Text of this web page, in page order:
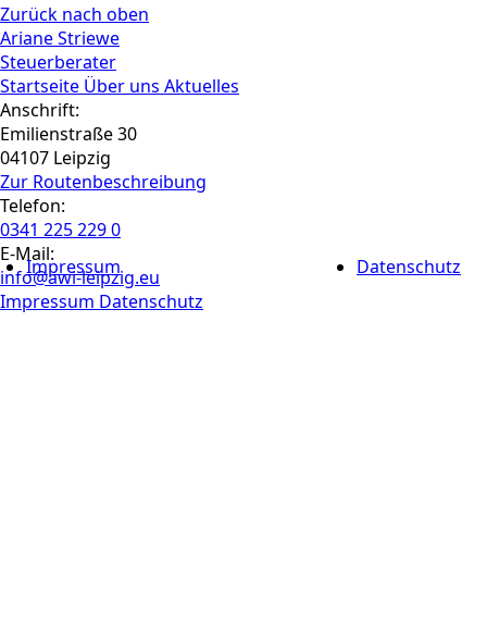
Impressum Datenschutz
Zurück nach oben
Ariane Striewe
Steuerberater
Startseite Über uns Aktuelles
Anschrift:
Emilienstraße 30
04107 Leipzig
Zur Routen­beschreibung
Telefon:
0341 225 229 0
E-Mail:
info@awi-leipzig.eu
Impressum Datenschutz